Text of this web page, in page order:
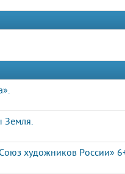
Земля.
художников России»